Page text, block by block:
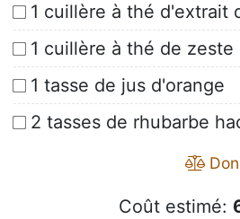
1 cuillère à thé d'extrait
1 cuillère à thé de zeste
1 tasse de jus d'orange
2 tasses de rhubarbe
Coût estimé: